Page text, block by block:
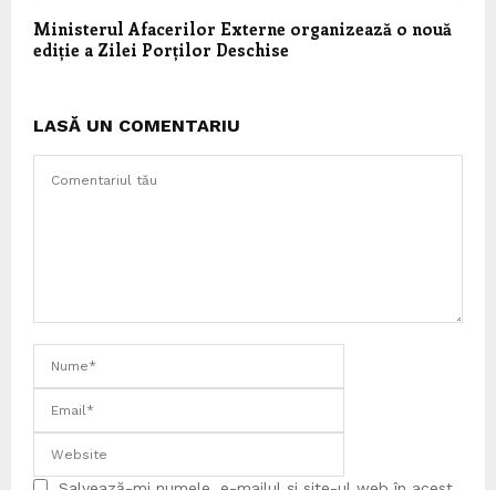
Ministerul Afacerilor Externe organizează o nouă
ediție a Zilei Porților Deschise
LASĂ UN COMENTARIU